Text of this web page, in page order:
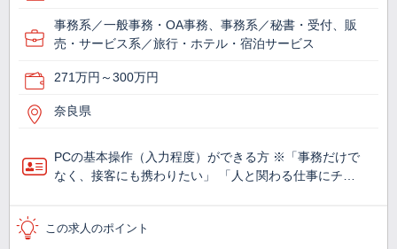
事務系／一般事務・OA事務、事務系／秘書・受付、販
売・サービス系／旅行・ホテル・宿泊サービス
271万円～300万円
奈良県
PCの基本操作（入力程度）ができる方 ※「事務だけで
なく、接客にも携わりたい」 「人と関わる仕事にチ…
この求人のポイント